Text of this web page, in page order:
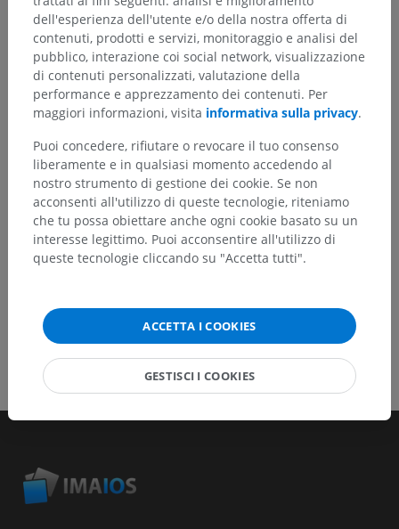
Hai notato un errore?
Non esitare a suggerire una correzione, traduzione o
un miglioramento dei contenuti.
Segnala un problema
SCARICA L'APP
dell'esperienza dell'utente e/o della nostra offerta di
contenuti, prodotti e servizi, monitoraggio e analisi del
pubblico, interazione coi social network, visualizzazione
di contenuti personalizzati, valutazione della
performance e apprezzamento dei contenuti. Per
maggiori informazioni, visita informativa sulla privacy.
Puoi concedere, rifiutare o revocare il tuo consenso
liberamente e in qualsiasi momento accedendo al
nostro strumento di gestione dei cookie. Se non
acconsenti all'utilizzo di queste tecnologie, riteniamo
che tu possa obiettare anche ogni cookie basato su un
interesse legittimo. Puoi acconsentire all'utilizzo di
queste tecnologie cliccando su "Accetta tutti".
ACCETTA I COOKIES
GESTISCI I COOKIES